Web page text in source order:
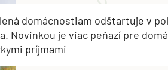
domácnostiam odštartuje v
Novinkou je viac peňazí pre
príjmami